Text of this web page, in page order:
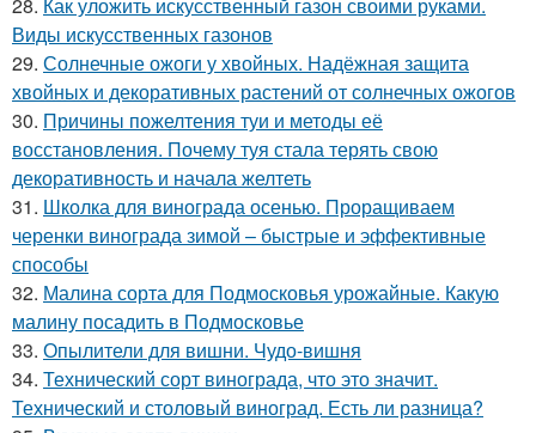
28. Как уложить искусственный газон своими руками.
Виды искусственных газонов
29. Солнечные ожоги у хвойных. Надёжная защита
хвойных и декоративных растений от солнечных ожогов
30. Причины пожелтения туи и методы её
восстановления. Почему туя стала терять свою
декоративность и начала желтеть
31. Школка для винограда осенью. Проращиваем
черенки винограда зимой – быстрые и эффективные
способы
32. Малина сорта для Подмосковья урожайные. Какую
малину посадить в Подмосковье
33. Опылители для вишни. Чудо-вишня
34. Технический сорт винограда, что это значит.
Технический и столовый виноград. Есть ли разница?